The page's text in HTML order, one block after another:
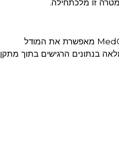
זו מלכתחילה.
התשובה הנכונה עבור מרבית הארגונים הגדולים היא שילוב בין ענן ציבורי לקולוקיישן. MedOne מאפשרת את המודל
בנתונים הרגישים בתוך מתקן